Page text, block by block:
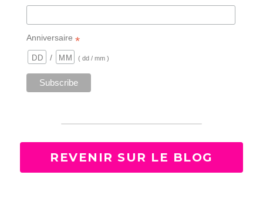
REVENIR SUR LE BLOG